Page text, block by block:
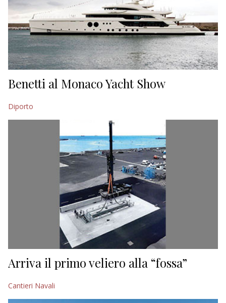
Benetti al Monaco Yacht Show
Diporto
Arriva il primo veliero alla “fossa”
Cantieri Navali